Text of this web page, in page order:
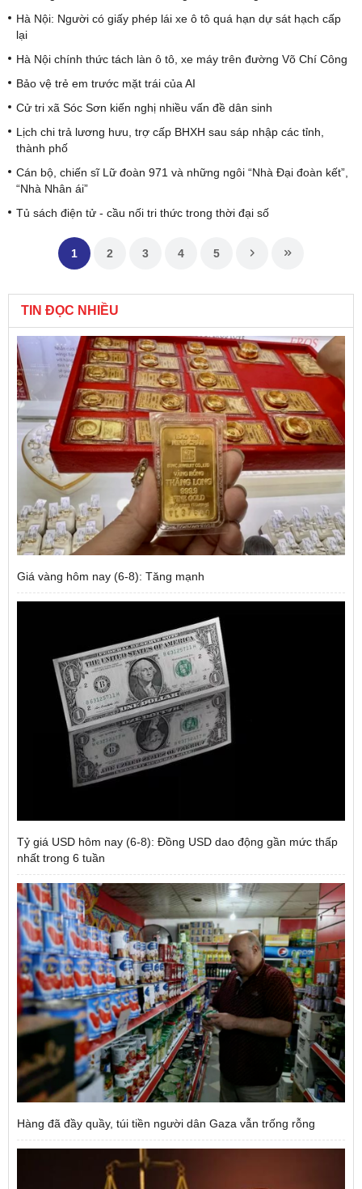
Hà Nội: Người có giấy phép lái xe ô tô quá hạn dự sát hạch cấp
lại
Hà Nội chính thức tách làn ô tô, xe máy trên đường Võ Chí Công
Bảo vệ trẻ em trước mặt trái của AI
Cử tri xã Sóc Sơn kiến nghị nhiều vấn đề dân sinh
Lịch chi trả lương hưu, trợ cấp BHXH sau sáp nhập các tỉnh,
thành phố
Cán bộ, chiến sĩ Lữ đoàn 971 và những ngôi “Nhà Đại đoàn kết”,
“Nhà Nhân ái”
Tủ sách điện tử - cầu nối tri thức trong thời đại số
1 2 3 4 5
TIN ĐỌC NHIỀU
Giá vàng hôm nay (6-8): Tăng mạnh
Tỷ giá USD hôm nay (6-8): Đồng USD dao động gần mức thấp
nhất trong 6 tuần
Hàng đã đầy quầy, túi tiền người dân Gaza vẫn trống rỗng